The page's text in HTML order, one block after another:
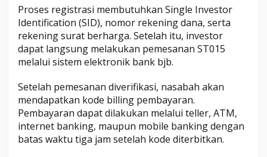
Proses registrasi membutuhkan Single Investor
Identification (SID), nomor rekening dana, serta
rekening surat berharga. Setelah itu, investor
dapat langsung melakukan pemesanan ST015
melalui sistem elektronik bank bjb.
Setelah pemesanan diverifikasi, nasabah akan
mendapatkan kode billing pembayaran.
Pembayaran dapat dilakukan melalui teller, ATM,
internet banking, maupun mobile banking dengan
batas waktu tiga jam setelah kode diterbitkan.